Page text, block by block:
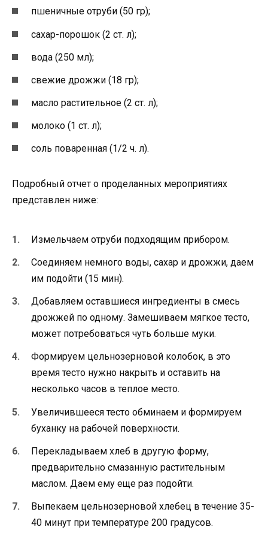
пшеничные отруби (50 гр);
сахар-порошок (2 ст. л);
вода (250 мл);
свежие дрожжи (18 гр);
масло растительное (2 ст. л);
молоко (1 ст. л);
соль поваренная (1/2 ч. л).
Подробный отчет о проделанных мероприятиях
представлен ниже:
Измельчаем отруби подходящим прибором.
Соединяем немного воды, сахар и дрожжи, даем
им подойти (15 мин).
Добавляем оставшиеся ингредиенты в смесь
дрожжей по одному. Замешиваем мягкое тесто,
может потребоваться чуть больше муки.
Формируем цельнозерновой колобок, в это
время тесто нужно накрыть и оставить на
несколько часов в теплое место.
Увеличившееся тесто обминаем и формируем
буханку на рабочей поверхности.
Перекладываем хлеб в другую форму,
предварительно смазанную растительным
маслом. Даем ему еще раз подойти.
Выпекаем цельнозерновой хлебец в течение 35-
40 минут при температуре 200 градусов.